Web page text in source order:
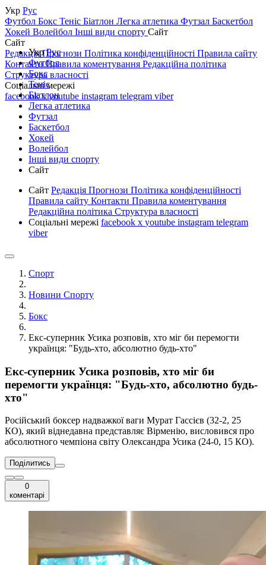
Укр Рус
Футбол Бокс Теніс Біатлон Легка атлетика Футзал Баскетбол
Хокей Волейбол Інші види спорту Сайт
Сайт
РедакціяПрогнози Політика конфіденційності Правила сайту
КонтактиПравила коментування Редакційна політика
Структура власності
Соціальні мережі
facebookxyoutube instagram telegram viber
УкрРус
Футбол
Бокс
Теніс
Біатлон
Легка атлетика
Футзал
Баскетбол
Хокей
Волейбол
Інші види спорту
Сайт
Сайт Редакція Прогнози Політика конфіденційності
Правила сайту Контакти Правила коментування
Редакційна політика Структура власності
Соціальні мережі facebook x youtube instagram telegram
viber
Спорт
Новини Спорту
Бокс
Екс-суперник Усика розповів, хто міг би перемогти
українця: "Будь-хто, абсолютно будь-хто"
Екс-суперник Усика розповів, хто міг би
перемогти українця: "Будь-хто, абсолютно будь-
хто"
Російський боксер надважкої ваги Мурат Гассієв (32-2, 25
КО), який віднедавна представляє Вірменію, висловився про
абсолютного чемпіона світу Олександра Усика (24-0, 15 КО).
Поділитись
0
коментарі